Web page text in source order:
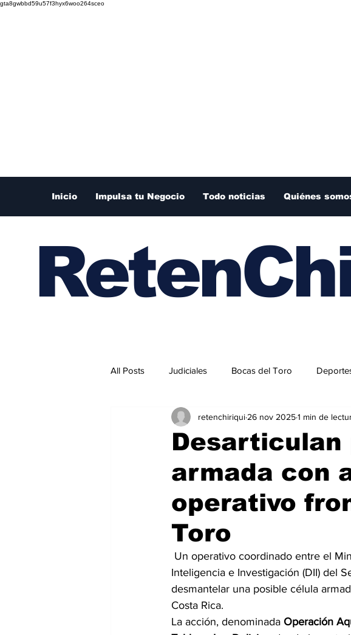
gta8gwbbd59u57f3hyx6woo264sceo
Inicio Impulsa tu Negocio Todo noticias Quiénes
All Posts Judiciales Bocas del Toro
Internacionales
armada con
operativo
Toro
retenchiriqui 26 nov 20251 min de
Un operativo coordinado entre el
Inteligencia e Investigación (DII) del
desmantelar una posible célula
Costa Rica.
La acción, denominada Operación